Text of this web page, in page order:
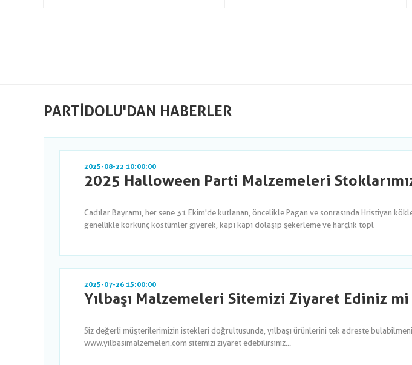
PARTIDOLU'DAN HABERLER
2025-08-22 10:00:00
2025 Halloween Parti Malzemeleri
Cadılar Bayramı, her sene 31 Ekim'de kutlanan, öncelikle Pagan ve sonrasında Hristiyan
genellikle korkunç kostümler giyerek, kapı kapı dolaşıp şekerleme ve harçlık topl
2025-07-26 15:00:00
Yılbaşı Malzemeleri Sitemizi Ziyaret Ediniz
Siz değerli müşterilerimizin istekleri doğrultusunda, yılbaşı ürünlerini tek adreste
www.yilbasimalzemeleri.com sitemizi ziyaret edebilirsiniz...